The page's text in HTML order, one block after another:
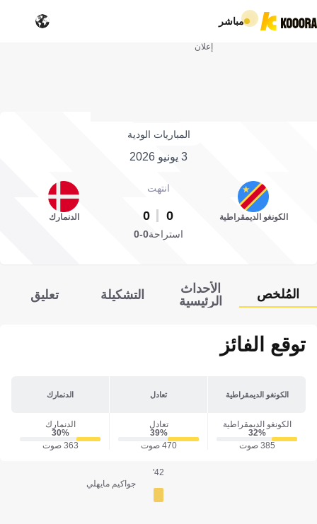
مباشر
إعلان
المباريات الودية
3 يونيو 2026
الكونغو الديمقراطية
انتهت
0
0 الدنمارك
استراحة0-0
المُلخص
الأحداث
الرئيسية
التشكيلة تعليق
توقع الفائز
الكونغو الديمقراطية تعادل الدنمارك
الكونغو الديمقراطية
32‎%‎
385 صوت
تعادل
39‎%‎
470 صوت
الدنمارك
30‎%‎
363 صوت
جواكيم مايهلي
42'